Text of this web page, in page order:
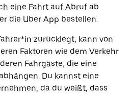
eine Fahrt auf Abruf ab
die Uber App bestellen.
zurücklegt, kann von
Faktoren wie dem Verkehr
Fahrgäste, die eine
Du kannst eine
da du weißt, dass